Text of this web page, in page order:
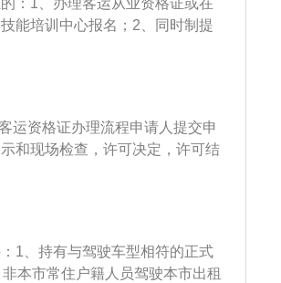
从业资格证申请登记表及身份
目为增驾的，将原从业资格证交
驾驶员职业培训教学计划与教学
考试成绩，理论考试不及格者不
；补考仍不合格的，30日后重新
：1、办理客运从业资格证或在
能培训中心报名；2、同时制提
一份，一寸彩百照3张，公安部
运资格证办理流程申请人提交申
和现场检查，许可决定，许可结
道路运输证》；2、客运资格证
资格证申报条件持有与驾驶证车
3、非本市常住户籍人员驾驶本
》和市劳动部门发放的《外来人
1、持有与驾驶车型相符的正式
本市常住户籍人员驾驶本市出租